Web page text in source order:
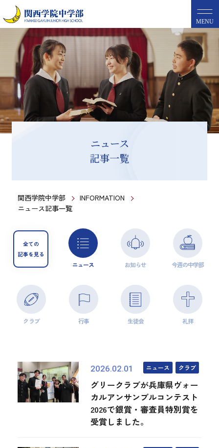
MENU
ニュース
記事一覧
関西学院中学部
INFORMATION
ニュース記事一覧
全ての
記事を見る
ニュース お知らせ 今週の中学部
クラブ 行事 生徒会 礼拝
2026.02.01 ニュース クラブ
グリークラブが兵庫県ヴォー
カルアンサンブルコンテスト
2026で銀賞・審査員特別賞を
受賞しました。